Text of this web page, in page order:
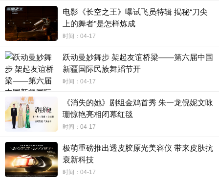
复爱上生活。”周峻纬在小红书上分享了他与杰科Q25共同度
过的美妙时光，吸引了数万名粉丝互动。
视频中，周峻纬展示了他使用杰科Q25臻品音箱的花式玩
法：清晨起来的第一件事，用杰科音箱播放音乐，唤醒身
体；听网课时，把音效调整为“清澈人声”，演讲的声音特别
入耳，学习起来更轻松；听音乐选择“臻品还原”模式，沉浸
式地体验没有被压缩过的无损音质；“Live模式”是练习拉小提
琴时的最佳合奏者，臻品母带和音为小提琴提供了绝佳的伴
奏。杰科的设计外观低调优雅，可以融合进任何一种装修风
格中，将杰科摆在书架上，就是质感十足的家居单品。
3. 鹿先森乐队：十年国民乐队揭秘排练室“新朋友”，最
懂乐器的音箱搭档
电影《长空之王》曝试飞员特辑 揭秘“刀尖
上的舞者”是怎样炼成
时间：04-17
跃动曼妙舞步 架起友谊桥梁——第六届中国
新疆国际民族舞蹈节开
时间：04-17
《消失的她》剧组金鸡首秀 朱一龙倪妮文咏
珊惊艳亮相闭幕红毯
时间：04-17
极萌重磅推出透皮胶原光美容仪 带来皮肤抗
衰新科技
时间：04-17